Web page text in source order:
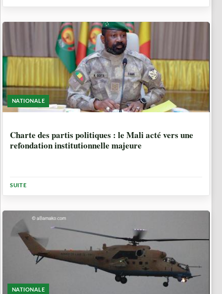
NATIONALE
Charte des partis politiques : le Mali acté vers une
refondation institutionnelle majeure
SUITE
NATIONALE